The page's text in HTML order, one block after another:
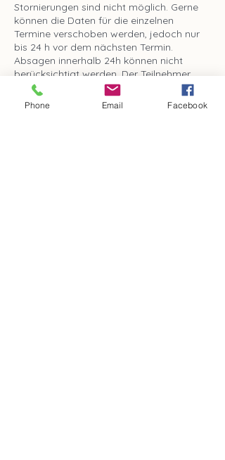
Stornierungen sind nicht möglich. Gerne
können die Daten für die einzelnen
Termine verschoben werden, jedoch nur
bis 24 h vor dem nächsten Termin.
Absagen innerhalb 24h können nicht
berücksichtigt werden. Der Teilnehmer
erklärt sich einverstanden, dass
Ergebnisse seiner Atemerfahrung
Phone Email Facebook